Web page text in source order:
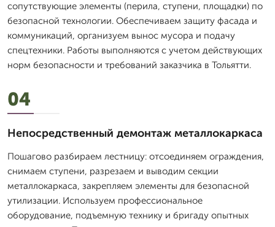
сопутствующие элементы (перила, ступени, площадки) по
безопасной технологии. Обеспечиваем защиту фасада и
коммуникаций, организуем вынос мусора и подачу
спецтехники. Работы выполняются с учетом действующих
норм безопасности и требований заказчика в Тольятти.
04
Непосредственный демонтаж металлокаркаса
Пошагово разбираем лестницу: отсоединяем ограждения,
снимаем ступени, разрезаем и выводим секции
металлокаркаса, закрепляем элементы для безопасной
утилизации. Используем профессиональное
оборудование, подъемную технику и бригаду опытных